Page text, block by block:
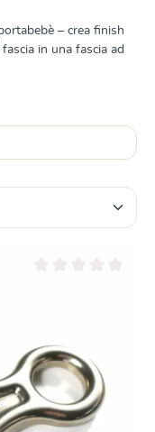
– crea finish
in una fascia ad